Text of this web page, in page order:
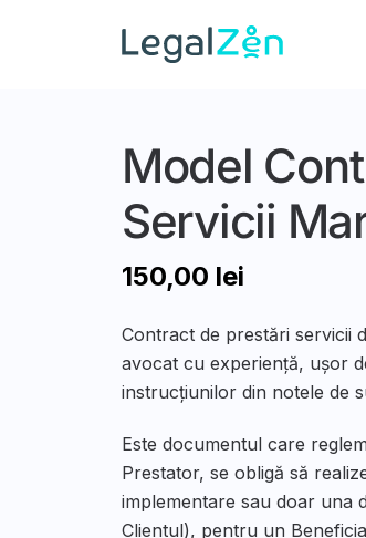
Model
Servicii
150,00 lei
Contract de prestări servicii
avocat cu experiență, ușor
instrucțiunilor din notele de
Este documentul care
Prestator, se obligă să
implementare sau doar una
Clientul), pentru un